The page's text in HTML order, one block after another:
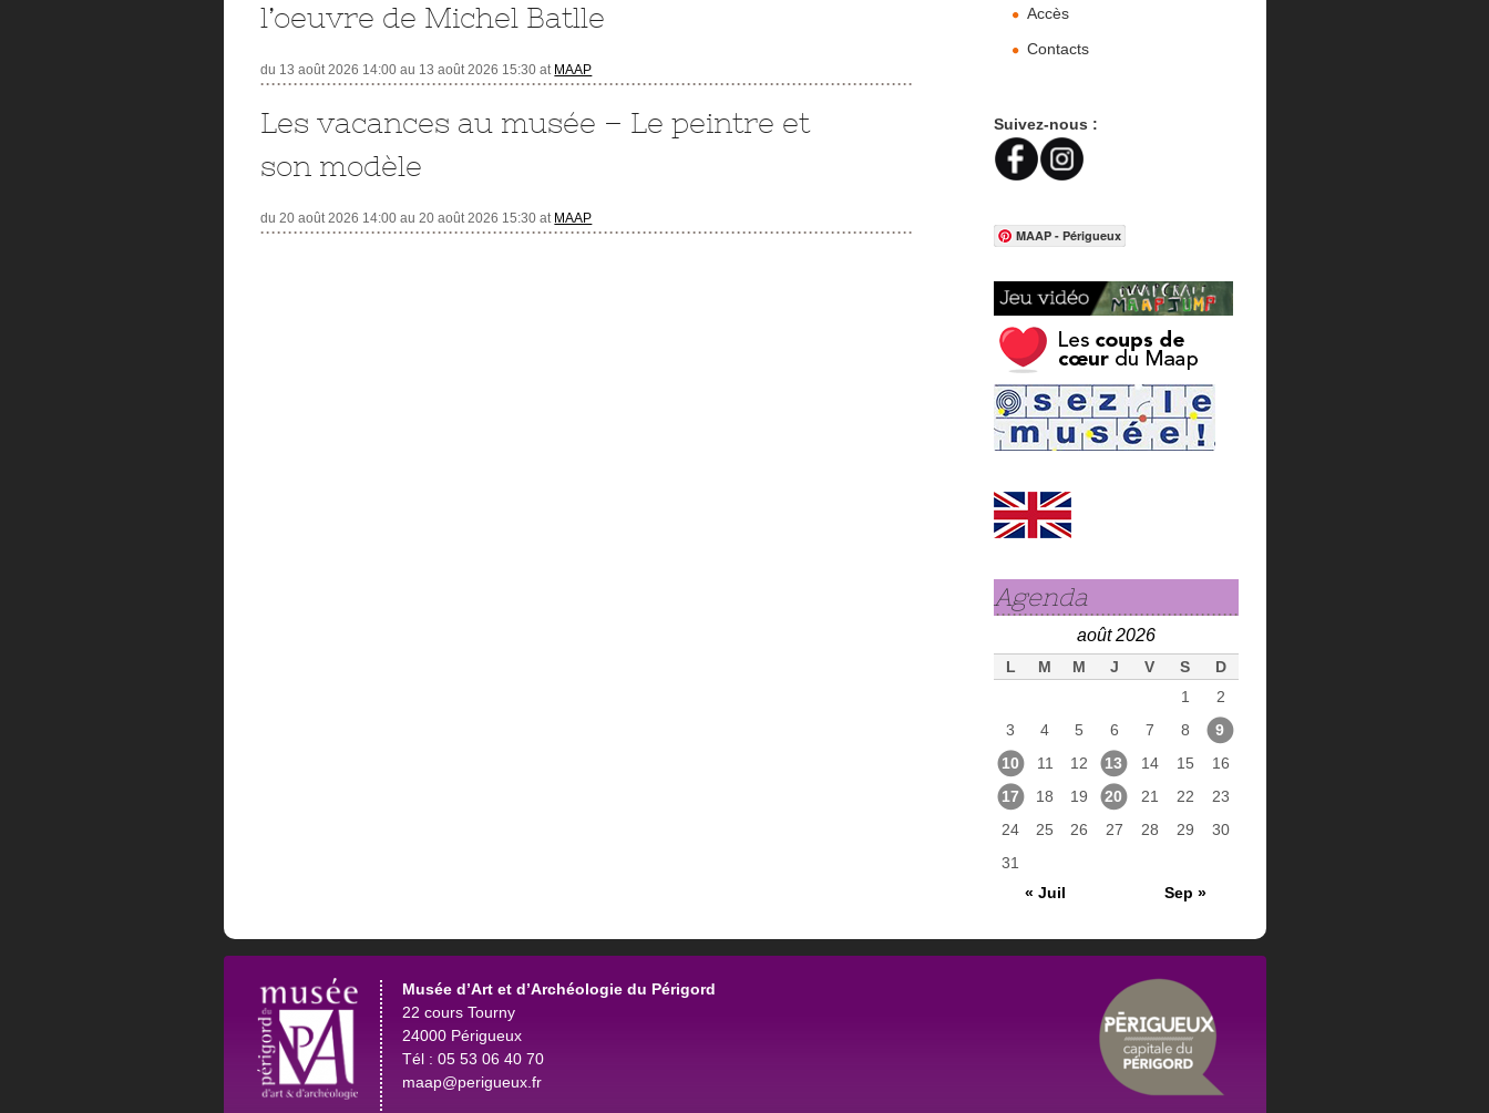
l’oeuvre de Michel Batlle
du 13 août 2026 14:00 au 13 août 2026 15:30at MAAP
Les vacances au musée – Le peintre et
son modèle
du 20 août 2026 14:00 au 20 août 2026 15:30at MAAP
Accès
Contacts
Suivez-nous :
MAAP - Périgueux
Agenda
août 2026
L M M J V S
D
1
2
3
4 5 6 7 8
9
10
11 12 13 14 15
16
17
18 19 20 21 22
23
24
25 26 27 28 29
30
31
« Juil
Sep »
Musée d’Art et d’Archéologie du Périgord
22 cours Tourny
24000 Périgueux
Tél : 05 53 06 40 70
maap@perigueux.fr